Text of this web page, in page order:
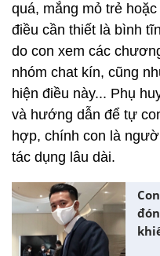
quá, mắng mỏ trẻ
điều cần thiết là bình
do con xem các
nhóm chat kín, cũng
hiện điều này... Phụ
và hướng dẫn để tự
hợp, chính con là
tác dụng lâu dài.